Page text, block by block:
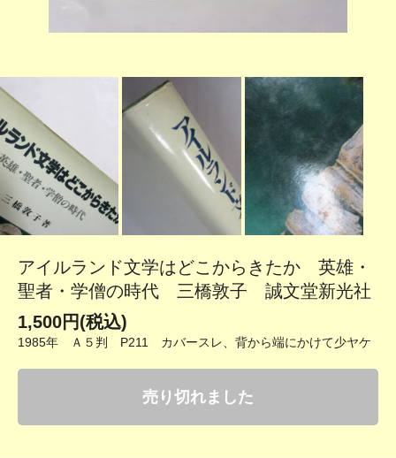
アイルランド文学はどこからきたか 英雄・
聖者・学僧の時代 三橋敦子 誠文堂新光社
1,500円(税込)
1985年 Ａ５判 P211 カバースレ、背から端にかけて少ヤケ
売り切れました